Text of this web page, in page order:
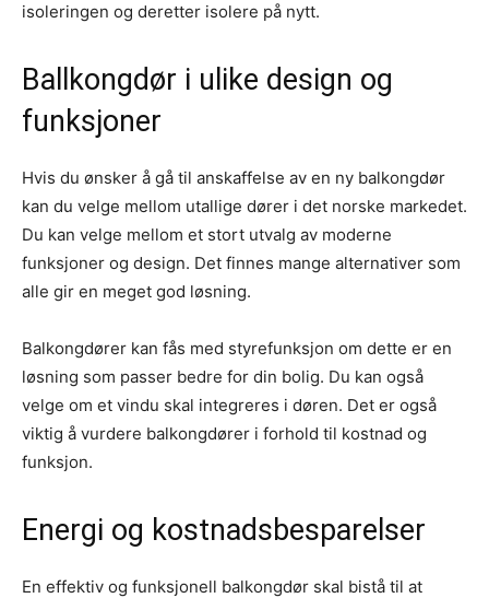
isoleringen og deretter isolere på nytt.
Ballkongdør i ulike design og
funksjoner
Hvis du ønsker å gå til anskaffelse av en ny balkongdør
kan du velge mellom utallige dører i det norske markedet.
Du kan velge mellom et stort utvalg av moderne
funksjoner og design. Det finnes mange alternativer som
alle gir en meget god løsning.
Balkongdører kan fås med styrefunksjon om dette er en
løsning som passer bedre for din bolig. Du kan også
velge om et vindu skal integreres i døren. Det er også
viktig å vurdere balkongdører i forhold til kostnad og
funksjon.
Energi og kostnadsbesparelser
En effektiv og funksjonell balkongdør skal bistå til at